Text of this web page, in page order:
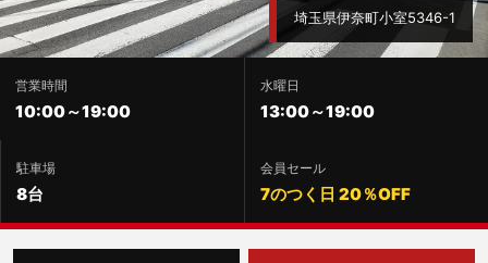
埼玉県伊奈町小室5346-1
営業時間
10:00～19:00
水曜日
13:00～19:00
駐車場
8台
会員セール
7のつく日 20％OFF